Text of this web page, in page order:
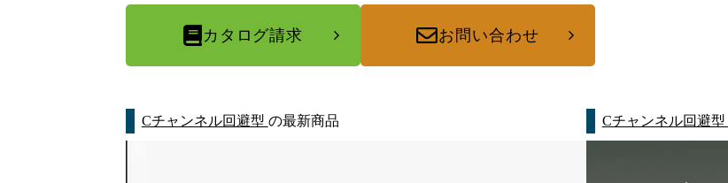
カタログ請求 お問い合わせ
Cチャンネル回避型 の最新商品 Cチャンネル回避型